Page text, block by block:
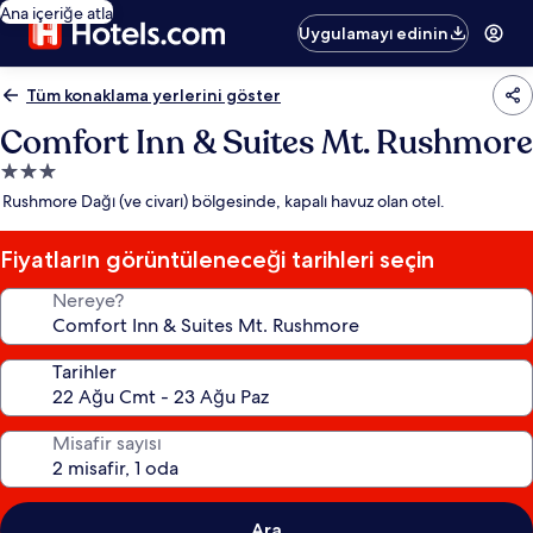
Ana içeriğe atla
Uygulamayı edinin
Tüm konaklama yerlerini göster
Comfort Inn & Suites Mt. Rushmore
3.0
yıldızlı
yeri
Rushmore Dağı (ve civarı) bölgesinde, kapalı havuz olan otel.
Fiyatların görüntüleneceği tarihleri seçin
Nereye?
Tarihler
Misafir sayısı